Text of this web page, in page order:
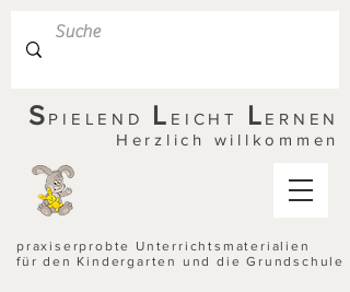
S PIELEND L EICHT L ERNEN
Herzlich willkommen
praxiserprobte Unterrichtsmaterialien
für den Kindergarten und die Grundschule